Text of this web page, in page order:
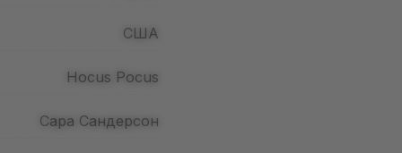
США
Hocus Pocus
Сара Сандерсон